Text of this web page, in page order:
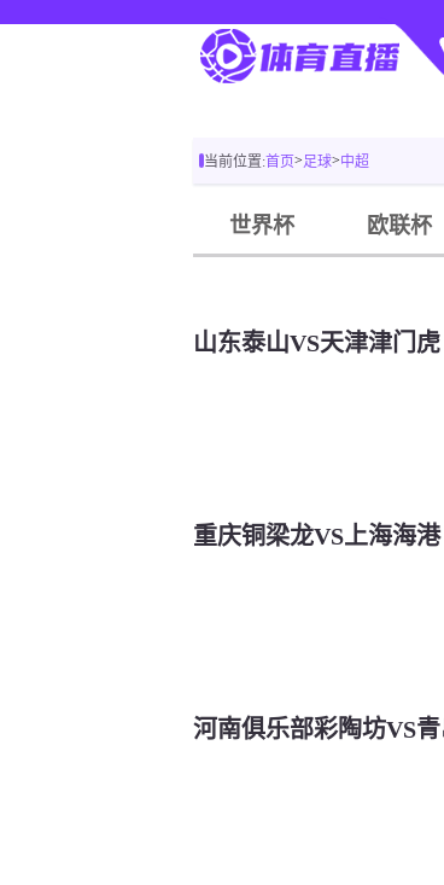
当前位置:首页>足球>中超
世界杯 欧联杯
山东泰山VS天津津门虎
重庆铜梁龙VS上海海港
河南俱乐部彩陶坊VS